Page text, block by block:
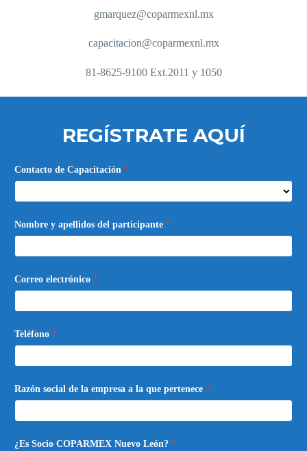
gmarquez@coparmexnl.mx
capacitacion@coparmexnl.mx
81-8625-9100 Ext.2011 y 1050
REGÍSTRATE AQUÍ
Conversaciones
de
Calidad
Contacto de Capacitación *
Nombre y apellidos del participante *
Correo electrónico *
Teléfono *
Razón social de la empresa a la que pertenece *
¿Es Socio COPARMEX Nuevo León? *